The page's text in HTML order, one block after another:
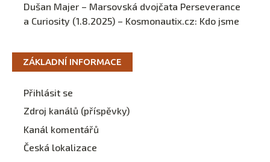
Dušan Majer – Marsovská dvojčata Perseverance
a Curiosity (1.8.2025) – Kosmonautix.cz: Kdo jsme
ZÁKLADNÍ INFORMACE
Přihlásit se
Zdroj kanálů (příspěvky)
Kanál komentářů
Česká lokalizace